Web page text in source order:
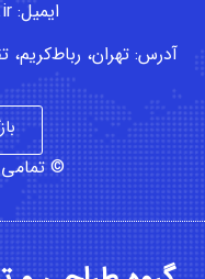
ایمیل: info@madareweb.ir
آدرس: تهران، رباط‌کریم،
©